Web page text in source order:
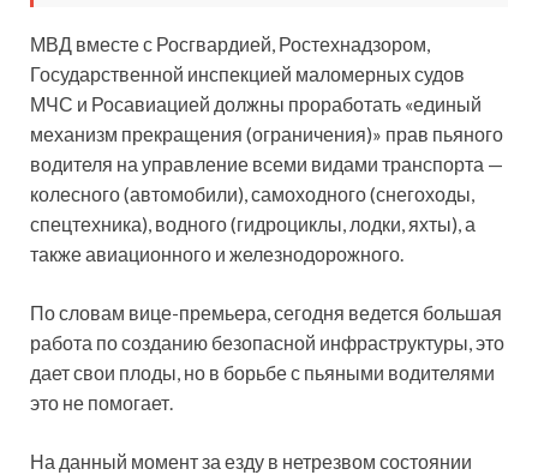
МВД вместе с Росгвардией, Ростехнадзором,
Государственной инспекцией маломерных судов
МЧС и Росавиацией должны проработать «единый
механизм прекращения (ограничения)» прав пьяного
водителя на управление всеми видами транспорта —
колесного (автомобили), самоходного (снегоходы,
спецтехника), водного (гидроциклы, лодки, яхты), а
также авиационного и железнодорожного.
По словам вице-премьера, сегодня ведется большая
работа по созданию безопасной инфраструктуры, это
дает свои плоды, но в борьбе с пьяными водителями
это не помогает.
На данный момент за езду в нетрезвом состоянии